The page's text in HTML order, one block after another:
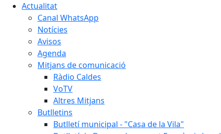
Actualitat
Canal WhatsApp
Notícies
Avisos
Agenda
Mitjans de comunicació
Ràdio Caldes
VoTV
Altres Mitjans
Butlletins
Butlletí municipal - "Casa de la Vila"